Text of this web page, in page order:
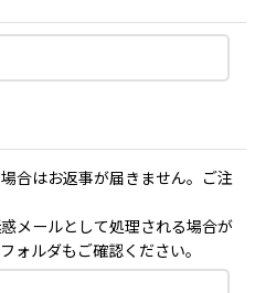
合はお返事が届きません。ご注
メールとして処理される場合が
ォルダもご確認ください。